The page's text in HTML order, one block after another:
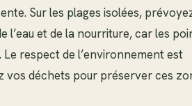
Sur les plages isolées,
l’eau et de la nourriture, car les
respect de l’environnement est
vos déchets pour préserver ces